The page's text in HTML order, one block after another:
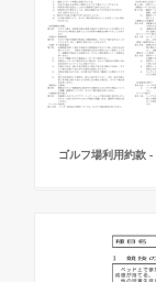
ゴルフ場利用約款